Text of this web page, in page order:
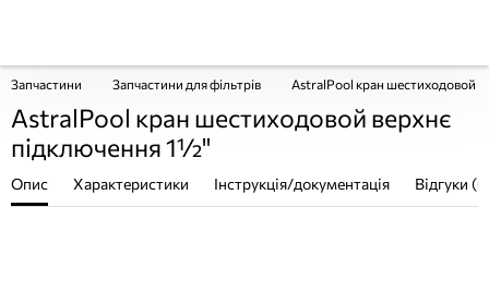
Запчастини Запчастини для фільтрів AstralPool кран шестиходовой
AstralPool кран шестиходовой верхнє
підключення 1½"
Опис Характеристики Інструкція/документація Відгуки